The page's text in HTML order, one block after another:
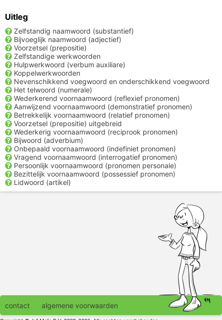
Uitleg
Zelfstandig naamwoord (substantief)
Bijvoeglijk naamwoord (adjectief)
Voorzetsel (prepositie)
Zelfstandige werkwoorden
Hulpwerkwoord (verbum auxiliare)
Koppelwerkwoorden
Nevenschikkend voegwoord en onderschikkend voegwoord
Het telwoord (numerale)
Wederkerend voornaamwoord (reflexief pronomen)
Aanwijzend voornaamwoord (demonstratief pronomen)
Betrekkelijk voornaamwoord (relatief pronomen)
Voorzetsel (prepositie) uitgebreid
Wederkerig voornaamwoord (reciprook pronomen)
Bijwoord (adverbium)
Onbepaald voornaamwoord (indefiniet pronomen)
Vragend voornaamwoord (interrogatief pronomen)
Persoonlijk voornaamwoord (pronomen personale)
Bezittelijk voornaamwoord (possessief pronomen)
Lidwoord (artikel)
contact algemene voorwaarden